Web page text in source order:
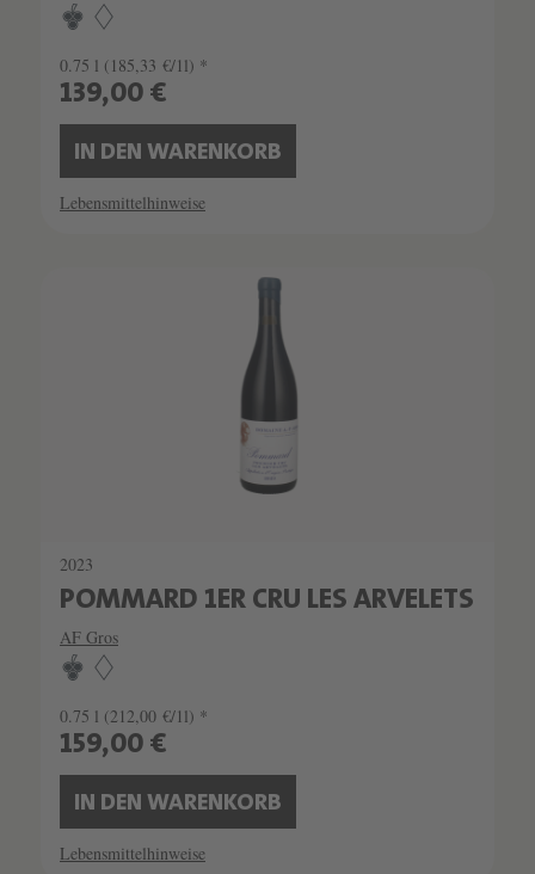
0.75 l (185,33 €/1l) *
139,00 €
IN DEN WARENKORB
Lebensmittelhinweise
2023
POMMARD 1ER CRU LES ARVELETS
AF Gros
0.75 l (212,00 €/1l) *
159,00 €
IN DEN WARENKORB
Lebensmittelhinweise